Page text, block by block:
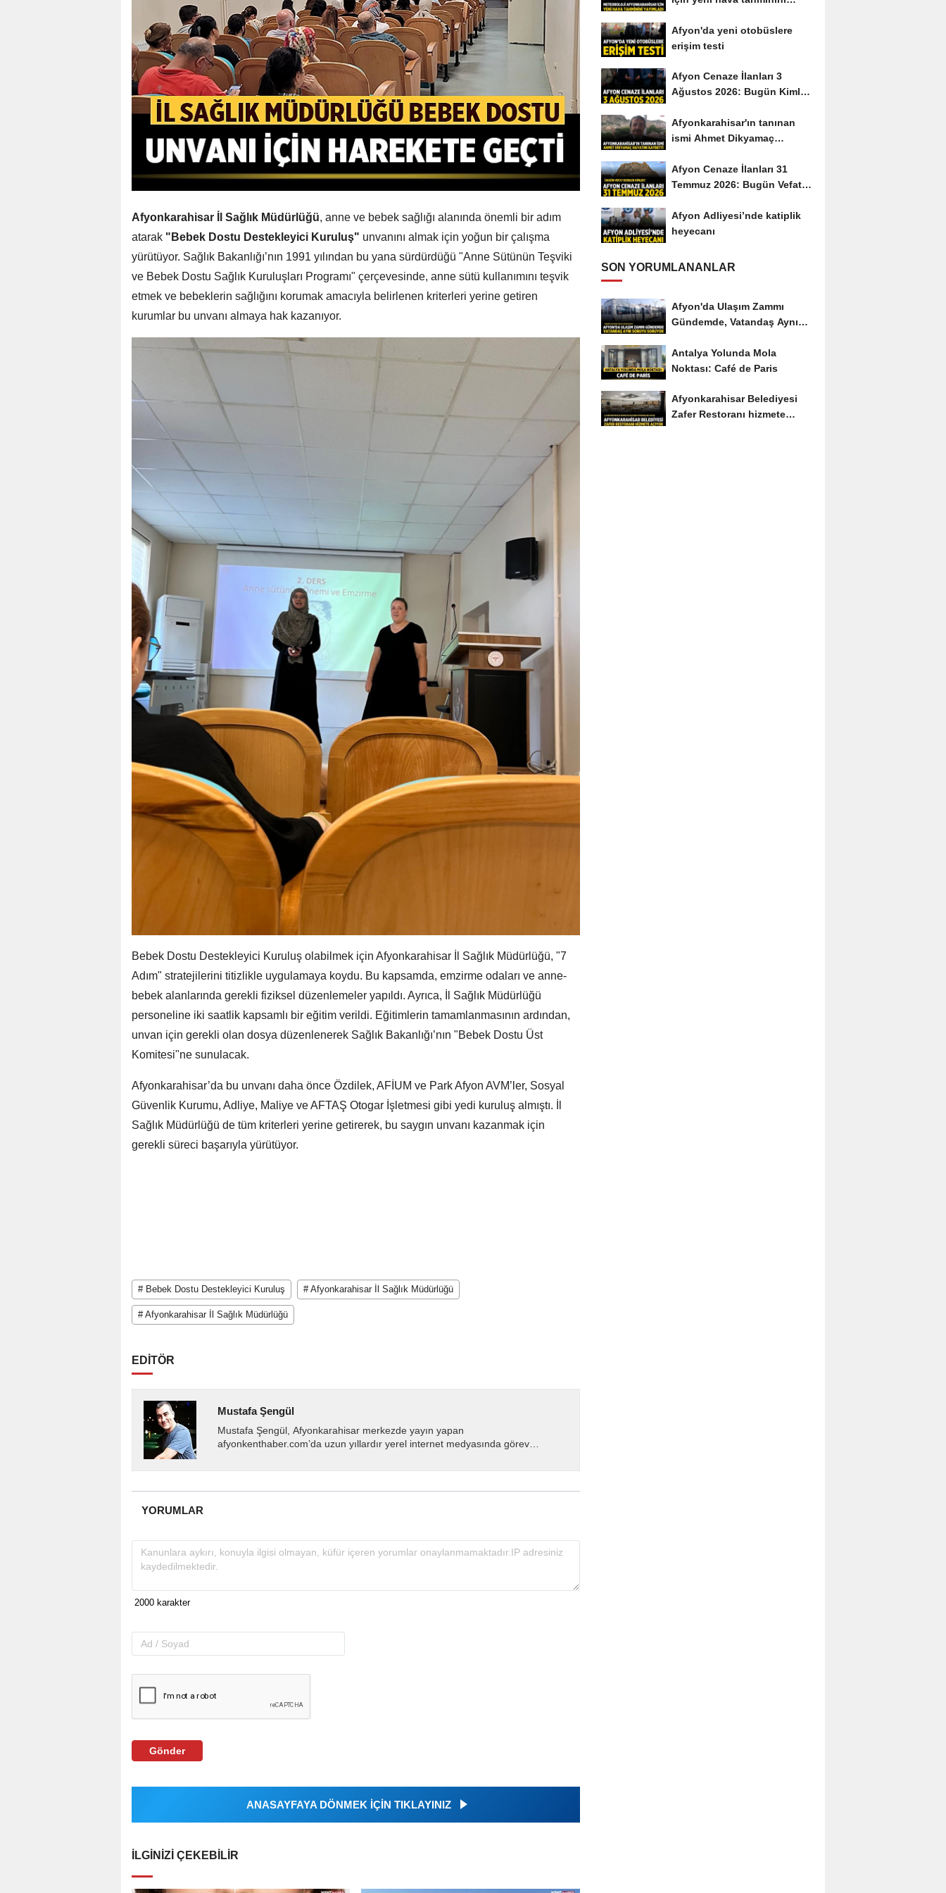
Afyonkarahisar İl Sağlık Müdürlüğü, anne ve bebek sağlığı alanında önemli bir adım
atarak "Bebek Dostu Destekleyici Kuruluş" unvanını almak için yoğun bir çalışma
yürütüyor. Sağlık Bakanlığı’nın 1991 yılından bu yana sürdürdüğü "Anne Sütünün Teşviki
ve Bebek Dostu Sağlık Kuruluşları Programı" çerçevesinde, anne sütü kullanımını teşvik
etmek ve bebeklerin sağlığını korumak amacıyla belirlenen kriterleri yerine getiren
kurumlar bu unvanı almaya hak kazanıyor.
Bebek Dostu Destekleyici Kuruluş olabilmek için Afyonkarahisar İl Sağlık Müdürlüğü, "7
Adım" stratejilerini titizlikle uygulamaya koydu. Bu kapsamda, emzirme odaları ve anne-
bebek alanlarında gerekli fiziksel düzenlemeler yapıldı. Ayrıca, İl Sağlık Müdürlüğü
personeline iki saatlik kapsamlı bir eğitim verildi. Eğitimlerin tamamlanmasının ardından,
unvan için gerekli olan dosya düzenlenerek Sağlık Bakanlığı’nın "Bebek Dostu Üst
Komitesi"ne sunulacak.
Afyonkarahisar’da bu unvanı daha önce Özdilek, AFİUM ve Park Afyon AVM’ler, Sosyal
Güvenlik Kurumu, Adliye, Maliye ve AFTAŞ Otogar İşletmesi gibi yedi kuruluş almıştı. İl
Sağlık Müdürlüğü de tüm kriterleri yerine getirerek, bu saygın unvanı kazanmak için
gerekli süreci başarıyla yürütüyor.
# Bebek Dostu Destekleyici Kuruluş # Afyonkarahisar İl Sağlık Müdürlüğü
# Afyonkarahisar İl Sağlık Müdürlüğü
EDİTÖR
Mustafa Şengül
Mustafa Şengül, Afyonkarahisar merkezde yayın yapan
afyonkenthaber.com’da uzun yıllardır yerel internet medyasında görev
YORUMLAR
Gönder
ANASAYFAYA DÖNMEK İÇİN TIKLAYINIZ
İLGINIZI ÇEKEBILIR
Afyon'da yeni otobüslere
erişim testi
Afyon Cenaze İlanları 3
Ağustos 2026: Bugün Kimler
Afyonkarahisar'ın tanınan
ismi Ahmet Dikyamaç
Afyon Cenaze İlanları 31
Temmuz 2026: Bugün Vefat
Afyon Adliyesi’nde katiplik
heyecanı
SON YORUMLANANLAR
Afyon'da Ulaşım Zammı
Gündemde, Vatandaş Aynı
Antalya Yolunda Mola
Noktası: Café de Paris
Afyonkarahisar Belediyesi
Zafer Restoranı hizmete